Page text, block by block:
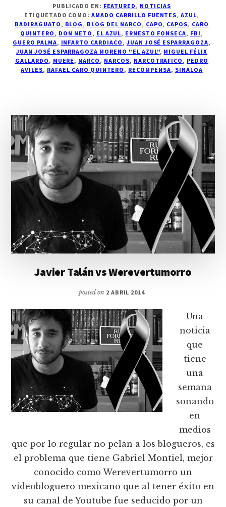
al
parecer
por
un
infarto
PUBLICADO EN: FEATURED, NOTICIAS
ETIQUETADO COMO:AMADO CARRILLO FUENTES,AZUL,
BADIRAGUATO, BLOG, BLOG DEL NARCO, CAPO, CAPOS, CARO
QUINTERO, DON NETO, EL AZUL, ERNESTO FONSECA, FBI,
GUERO PALMA, INFARTO CARDIACO, JUAN JOSÉ ESPARRAGOZA,
JUAN JOSÉ ESPARRAGOZA MORENO "EL AZUL", MIGUEL FÉLIX
GALLARDO, MUERE, NARCO, NARCOS, NARCOTRAFICO, PEDRO
AVILES, RAFAEL CARO QUINTERO, RECOMPENSA, SINALOA
Javier Talán vs Werevertumorro
posted on 2 ABRIL 2014
Una
noticia
que
tiene
una
semana
sonando
en
medios
que por lo regular no pelan a los blogueros, es
el problema que tiene Gabriel Montiel, mejor
conocido como Werevertumorro un
videobloguero mexicano que al tener éxito en
su canal de Youtube fue seducido por un